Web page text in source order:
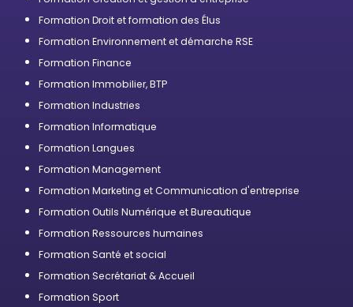
Formation Droit et formation des Élus
Formation Environnement et démarche RSE
Formation Finance
Formation Immobilier, BTP
Formation Industries
Formation Informatique
Formation Langues
Formation Management
Formation Marketing et Communication d'entreprise
Formation Outils Numérique et Bureautique
Formation Ressources humaines
Formation Santé et social
Formation Secrétariat & Accueil
Formation Sport